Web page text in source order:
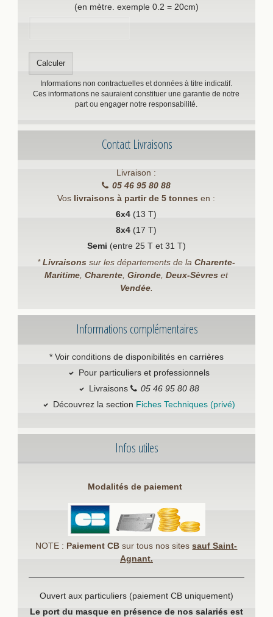
(en mètre. exemple 0.2 = 20cm)
Informations non contractuelles et données à titre indicatif.
Ces informations ne sauraient constituer une garantie de notre
part ou engager notre responsabilité.
Contact Livraisons
Livraison :
05 46 95 80 88
Vos livraisons à partir de 5 tonnes en :
6x4 (13 T)
8x4 (17 T)
Semi (entre 25 T et 31 T)
*Livraisons sur les départements de laCharente-
Maritime ,Charente ,Gironde ,Deux-Sèvres et
Vendée.
Informations complémentaires
* Voir conditions de disponibilités en carrières
Pour particuliers et professionnels
Livraisons
05 46 95 80 88
Découvrez la section Fiches Techniques (privé)
Infos utiles
Modalités de paiement
NOTE : Paiement CB sur tous nos sitessauf Saint-
Agnant.
Ouvert aux particuliers (paiement CB uniquement)
Le port du masque en présence de nos salariés est